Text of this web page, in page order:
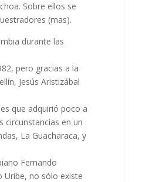
Sobre ellos se
(mas).
durante las
pero gracias a la
Jesús Aristizábal
que adquirió poco a
circunstancias en un
La Guacharaca, y
Fernando
Uribe, no sólo existe